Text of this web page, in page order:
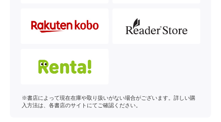
※書店によって現在在庫や取り扱いがない場合がございます。詳しい購
入方法は、各書店のサイトにてご確認ください。